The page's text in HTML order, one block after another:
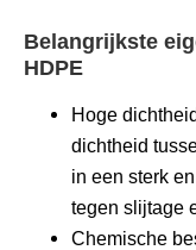
Belangrijkste
HDPE
Hoge
dichtheid
in een sterk
tegen slijtage
Chemische